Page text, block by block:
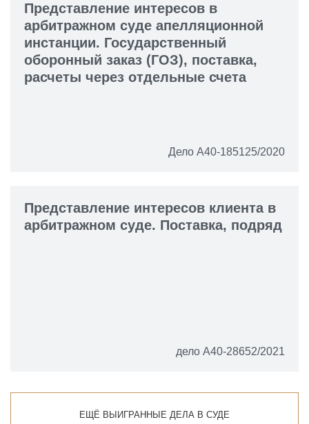
Представление интересов в
арбитражном суде апелляционной
инстанции. Государственный
оборонный заказ (ГОЗ), поставка,
расчеты через отдельные счета
Дело А40-185125/2020
Представление интересов клиента в
арбитражном суде. Поставка, подряд
дело А40-28652/2021
ЕЩЁ ВЫИГРАННЫЕ ДЕЛА В СУДЕ